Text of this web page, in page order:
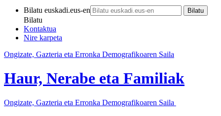
Bilatu euskadi.eus-en
Bilatu
Kontaktua
Nire karpeta
Ongizate, Gazteria eta Erronka Demografikoaren Saila
Haur, Nerabe eta Familiak
Ongizate, Gazteria eta Erronka Demografikoaren Saila